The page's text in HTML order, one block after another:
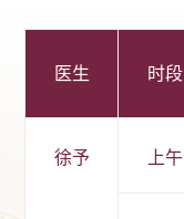
医生 时段
徐予 上午